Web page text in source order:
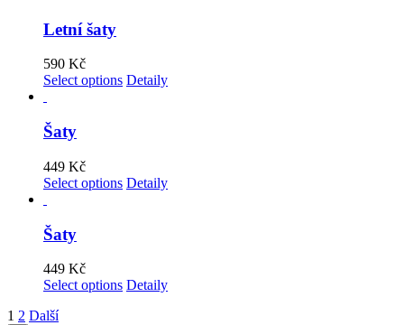
Letní šaty
590 Kč
Select options Detaily
Šaty
449 Kč
Select options Detaily
Šaty
449 Kč
Select options Detaily
1 2 Další